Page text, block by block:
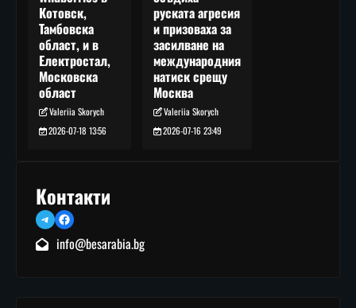
Котовск,
Тамбовска
област, и в
Електростал,
Московска
област
Valeriia Skorych
2026-07-18 13:56
руската агресия
и призоваха за
засилване на
международния
натиск срещу
Москва
Valeriia Skorych
2026-07-16 23:49
Контакти
TelegramFacebook
info@besarabia.bg